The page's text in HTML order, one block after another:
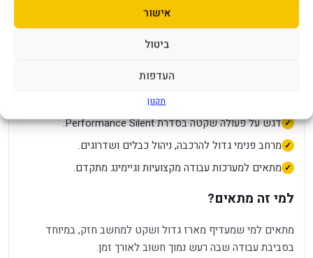
אישור
ביטול
העדפות
תקנון
מתאימה לתחנות עבודה, מחשבים חזקים ומערכות עם רכיבים
דגש על פעולה שקטה בסדרת Performance Silent.
מרחב פנימי גדול להרכבה, ניהול כבלים ושדרוגים.
מתאים למערכות עבודה מקצועיות וגיימינג מתקדם.
למי זה מתאים?
מתאים למי שמעדיף מארז גדול ושקט למחשב חזק, במיוחד
בסביבת עבודה שבה רעש נמוך חשוב לאורך זמן.